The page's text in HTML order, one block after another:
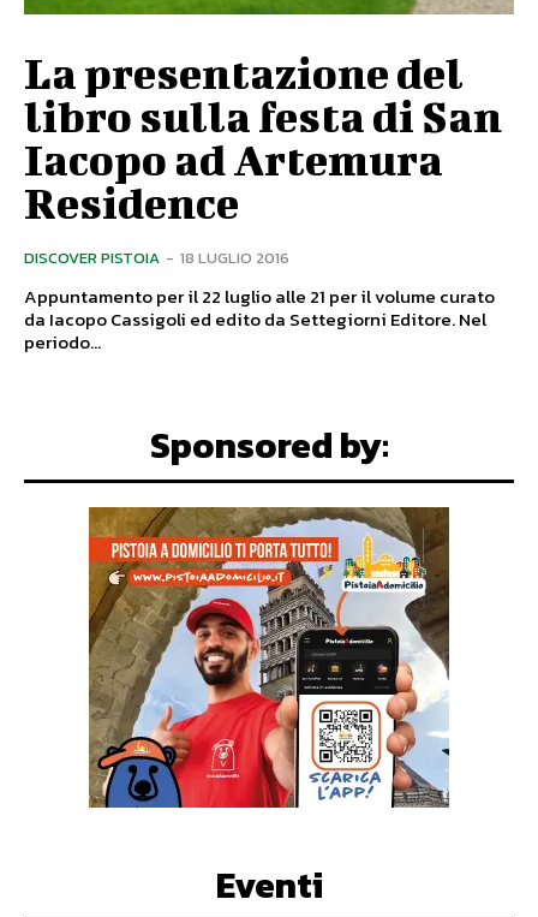
La presentazione del
libro sulla festa di San
Iacopo ad Artemura
Residence
DISCOVER PISTOIA - 18 LUGLIO 2016
Appuntamento per il 22 luglio alle 21 per il volume curato
da Iacopo Cassigoli ed edito da Settegiorni Editore. Nel
periodo...
Sponsored by:
Eventi